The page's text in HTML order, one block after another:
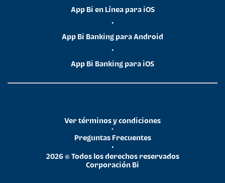
App Bi en Línea para iOS
•
App Bi Banking para Android
•
App Bi Banking para iOS
2026 © Todos los derechos reservados
Corporación Bi
•
Preguntas Frecuentes
•
Ver términos y condiciones